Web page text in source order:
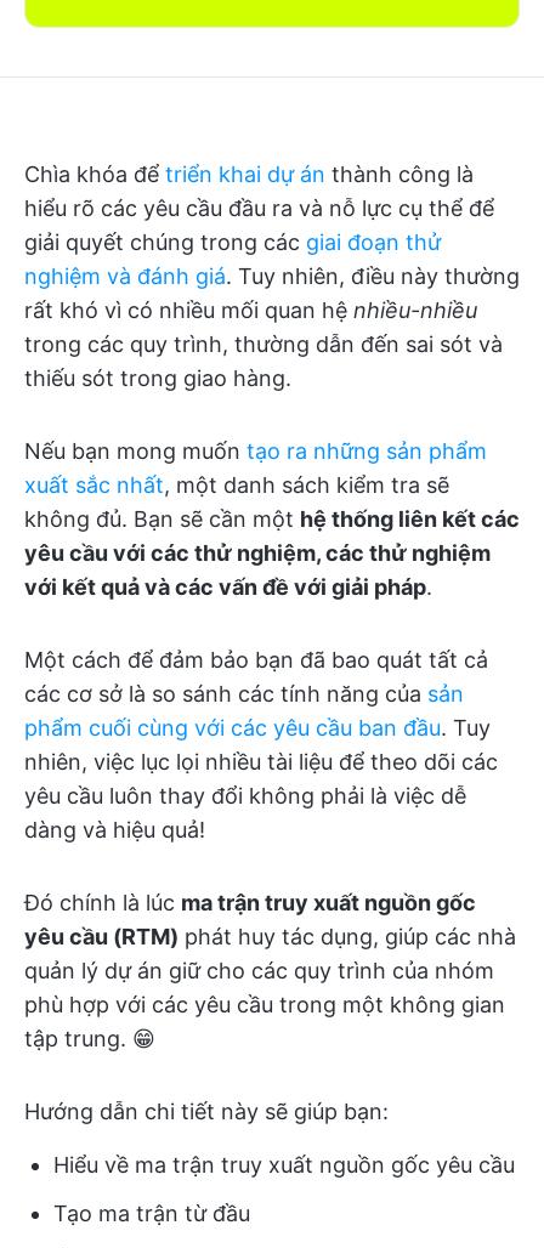
Chìa khóa để triển khai dự án thành công là
hiểu rõ các yêu cầu đầu ra và nỗ lực cụ thể để
giải quyết chúng trong các giai đoạn thử
nghiệm và đánh giá. Tuy nhiên, điều này thường
rất khó vì có nhiều mối quan hệ nhiều-nhiều
trong các quy trình, thường dẫn đến sai sót và
thiếu sót trong giao hàng.
Nếu bạn mong muốn tạo ra những sản phẩm
xuất sắc nhất, một danh sách kiểm tra sẽ
không đủ. Bạn sẽ cần một hệ thống liên kết các
yêu cầu với các thử nghiệm, các thử nghiệm
với kết quả và các vấn đề với giải pháp.
Một cách để đảm bảo bạn đã bao quát tất cả
các cơ sở là so sánh các tính năng của sản
phẩm cuối cùng với các yêu cầu ban đầu. Tuy
nhiên, việc lục lọi nhiều tài liệu để theo dõi các
yêu cầu luôn thay đổi không phải là việc dễ
dàng và hiệu quả!
Đó chính là lúc ma trận truy xuất nguồn gốc
yêu cầu (RTM) phát huy tác dụng, giúp các nhà
quản lý dự án giữ cho các quy trình của nhóm
phù hợp với các yêu cầu trong một không gian
tập trung. 😁
Hướng dẫn chi tiết này sẽ giúp bạn:
Hiểu về ma trận truy xuất nguồn gốc yêu cầu
Tạo ma trận từ đầu